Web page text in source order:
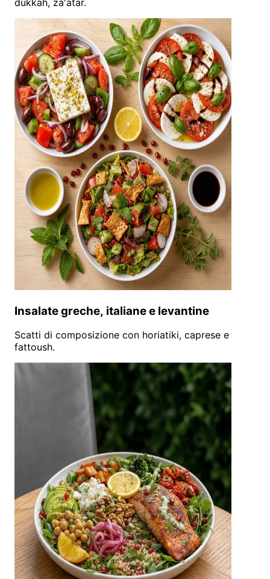
Insalate greche, italiane e levantine
Scatti di composizione con horiatiki, caprese e
fattoush.